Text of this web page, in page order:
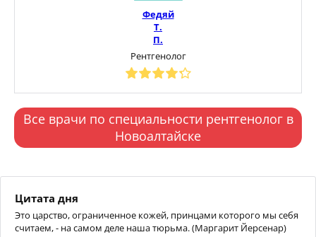
Федяй
Т.
П.
Рентгенолог
Все врачи по специальности рентгенолог в
Новоалтайске
Цитата дня
Это царство, ограниченное кожей, принцами которого мы себя
считаем, - на самом деле наша тюрьма. (Маргарит Йерсенар)